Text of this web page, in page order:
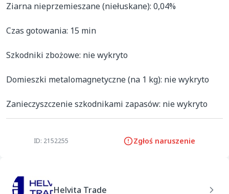
Ziarna nieprzemieszane (niełuskane): 0,04%
Czas gotowania: 15 min
Szkodniki zbożowe: nie wykryto
Domieszki metalomagnetyczne (na 1 kg): nie wykryto
Zanieczyszczenie szkodnikami zapasów: nie wykryto
ID: 2152255 Zgłoś naruszenie
Helvita Trade